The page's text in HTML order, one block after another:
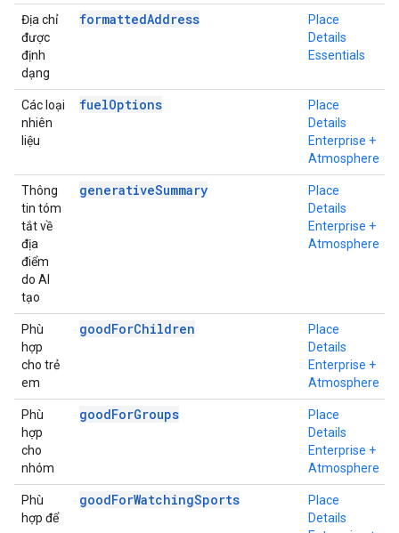
Địa chỉ
được
định
dạng
formattedAddress
Place
Details
Essentials
Các loại
nhiên
liệu
fuelOptions
Place
Details
Enterprise +
Atmosphere
Thông
tin tóm
tắt về
địa
điểm
do AI
tạo
generativeSummary
Place
Details
Enterprise +
Atmosphere
Phù
hợp
cho trẻ
em
goodForChildren
Place
Details
Enterprise +
Atmosphere
Phù
hợp
cho
nhóm
goodForGroups
Place
Details
Enterprise +
Atmosphere
Phù
hợp để
goodForWatchingSports
Place
Details